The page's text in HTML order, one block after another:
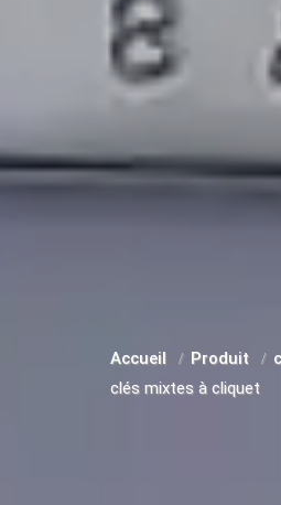
Accueil Produit
clés mixtes à cliquet